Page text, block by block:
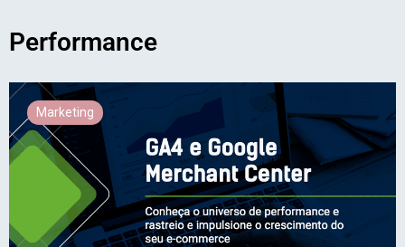
Performance
Marketing